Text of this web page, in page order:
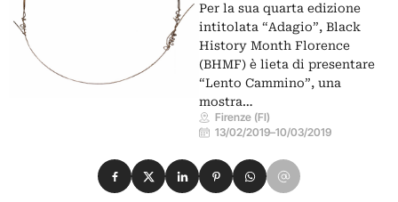
Per la sua quarta edizione
intitolata “Adagio”, Black
History Month Florence
(BHMF) è lieta di presentare
“Lento Cammino”, una
mostra…
Firenze (FI)
13/02/2019–10/03/2019
Condividi su Facebook
Condividi su X
Condividi su LinkedIn
Condividi su Pinterest
Condividi su WhatsApp
Condividi su Email